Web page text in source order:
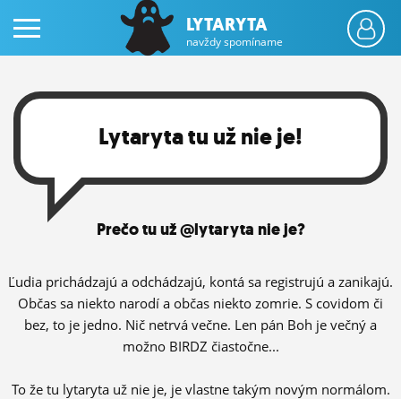
PRIHLÁS SA
ČINŽIAK
FÓRUM
STATUSY
BLOGY
OBRÁZKY
LYTARYTA
navždy spomíname
Lytaryta tu už nie je!
Prečo tu už @lytaryta nie je?
Ľudia prichádzajú a odchádzajú, kontá sa registrujú a zanikajú.
Občas sa niekto narodí a občas niekto zomrie. S covidom či
bez, to je jedno. Nič netrvá večne. Len pán Boh je večný a
možno BIRDZ čiastočne...
To že tu lytaryta už nie je, je vlastne takým novým normálom.